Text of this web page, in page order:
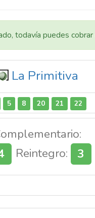
todavía puedes
La Primitiva
5 8 20 21 22
Reintegro: 3